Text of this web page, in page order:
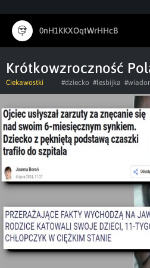
0nH1KKXOqtWrHHcB
Krótkowzroczność
Ciekawostki #dziecko #lesbijka